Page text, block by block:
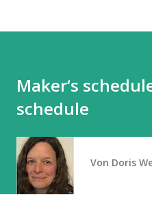
Maker‘s
schedule
Von Doris